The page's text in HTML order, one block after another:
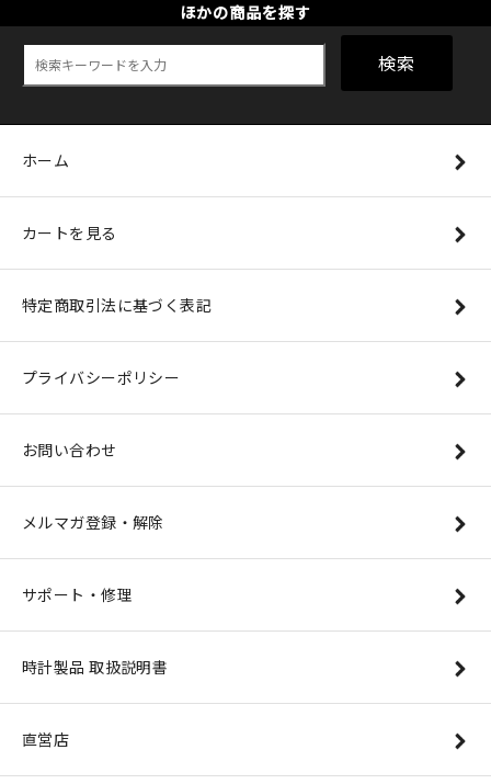
ほかの商品を探す
検索
ホーム
カートを見る
特定商取引法に基づく表記
プライバシーポリシー
お問い合わせ
メルマガ登録・解除
サポート・修理
時計製品 取扱説明書
直営店